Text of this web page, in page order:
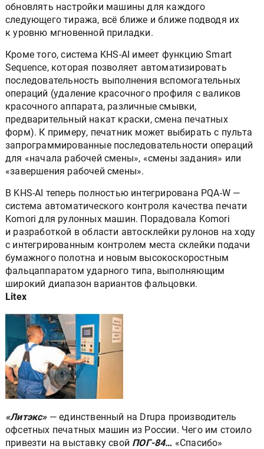
обновлять настройки машины для каждого
следующего тиража, всё ближе и ближе подводя их
к уровню мгновенной приладки.
Кроме того, система KHS-AI имеет функцию Smart
Sequence, которая позволяет автоматизировать
последовательность выполнения вспомогательных
операций (удаление красочного профиля с валиков
красочного аппарата, различные смывки,
предварительный накат краски, смена печатных
форм). К примеру, печатник может выбирать с пульта
запрограммированные последовательности операций
для «начала рабочей смены», «смены задания» или
«завершения рабочей смены».
В KHS-AI теперь полностью интегрирована PQA-W —
система автоматического контроля качества печати
Komori для рулонных машин. Порадовала Komori
и разработкой в области автосклейки рулонов на ходу
с интегрированным контролем места склейки подачи
бумажного полотна и новым высокоскоростным
фальцаппаратом ударного типа, выполняющим
широкий диапазон вариантов фальцовки.
Litex
«Литэкс»— единственный на Drupa производитель
офсетных печатных машин из России. Чего им стоило
привезти на выставку свой ПОГ-84… «Спасибо»